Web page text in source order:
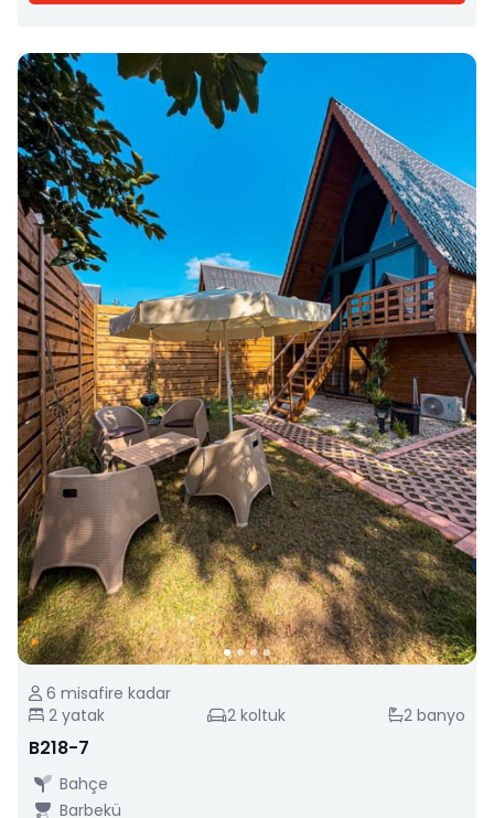
6 misafire kadar
2 yatak 2 koltuk 2 banyo
B218-7
Bahçe
Barbekü